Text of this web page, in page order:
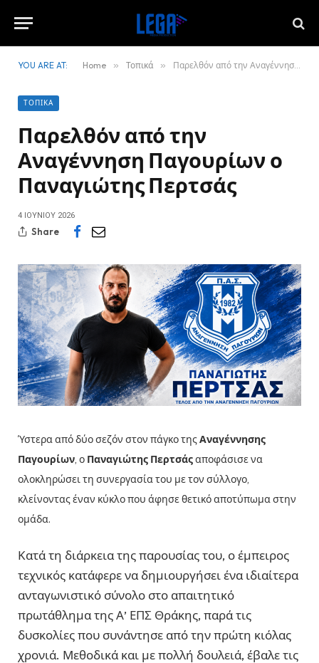
YOU ARE AT: Home » Τοπικά » Παρελθόν από την Αναγέννηση Παγουρίων ο Παναγιώτης Περτσάς
ΤΟΠΙΚΆ
Παρελθόν από την
Αναγέννηση Παγουρίων ο
Παναγιώτης Περτσάς
4 ΙΟΥΝΊΟΥ 2026
Share
Ύστερα από δύο σεζόν στον πάγκο τηςΑναγέννησης
Παγουρίων, ο Παναγιώτης Περτσάςαποφάσισε να
ολοκληρώσει τη συνεργασία του με τον σύλλογο,
κλείνοντας έναν κύκλο που άφησε θετικό αποτύπωμα στην
ομάδα.
Κατά τη διάρκεια της παρουσίας του, ο έμπειρος
τεχνικός κατάφερε να δημιουργήσει ένα ιδιαίτερα
ανταγωνιστικό σύνολο στο απαιτητικό
πρωτάθλημα της Α’ ΕΠΣ Θράκης, παρά τις
δυσκολίες που συνάντησε από την πρώτη κιόλας
χρονιά. Μεθοδικά και με πολλή δουλειά, έβαλε τις